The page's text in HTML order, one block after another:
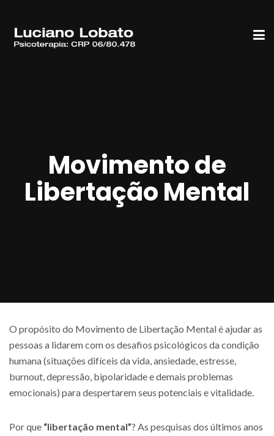
Movimento de
Libertação Mental
O propósito do Movimento de Libertação Mental é ajudar as
pessoas a lidarem com os desafios psicológicos da condição
humana (situações difíceis da vida, ansiedade, estresse,
burnout, depressão, bipolaridade e demais problemas
emocionais) para despertarem seus potenciais e vitalidade.
Por que “libertação mental”? As pesquisas dos últimos anos